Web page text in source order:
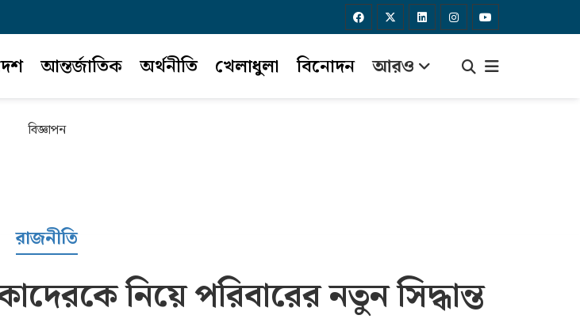
আন্তর্জাতিক অর্থনীতি খেলাধুলা বিনোদন আরও
বিজ্ঞাপন
রাজনীতি
নিয়ে পরিবারের নতুন সিদ্ধান্ত